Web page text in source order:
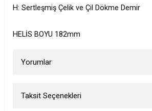
H: Sertleşmiş Çelik ve Çil Dökme Demir
HELİS BOYU 182mm
Yorumlar
Taksit Seçenekleri